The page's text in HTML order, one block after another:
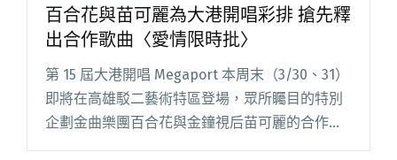
百合花與苗可麗為大港開唱彩排 搶先釋
出合作歌曲〈愛情限時批〉
第 15 屆大港開唱 Megaport 本周末（3/30、31）
即將在高雄駁二藝術特區登場，眾所矚目的特別
企劃金曲樂團百合花與金鐘視后苗可麗的合作演